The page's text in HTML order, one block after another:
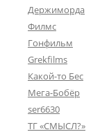
Держиморда
Филмс
Гонфильм
Grekfilms
Какой-то Бес
Мега-Бобёр
ser6630
ТГ «СМЫСЛ?»